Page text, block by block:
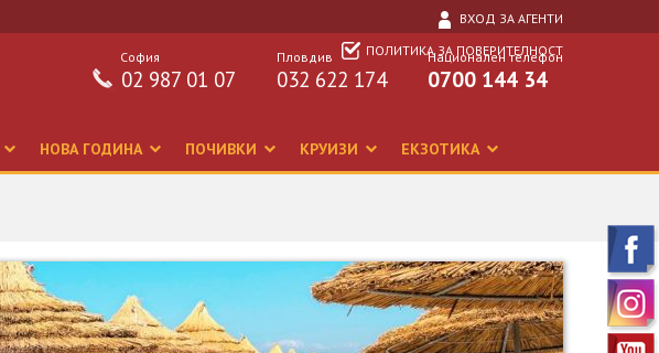
ВХОД ЗА АГЕНТИ
ПОЛИТИКА ЗА ПОВЕРИТЕЛНОСТ
Национален телефон
0700 144 34
Пловдив
032 622 174
София
02 987 01 07
НОВА ГОДИНА ПОЧИВКИ КРУИЗИ ЕКЗОТИКА